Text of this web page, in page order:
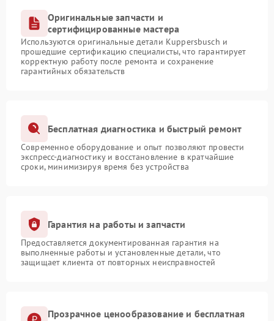
Оригинальные запчасти и
сертифицированные мастера
Используются оригинальные детали Kuppersbusch и
прошедшие сертификацию специалисты, что гарантирует
корректную работу после ремонта и сохранение
гарантийных обязательств
Бесплатная диагностика и быстрый ремонт
Современное оборудование и опыт позволяют провести
экспресс-диагностику и восстановление в кратчайшие
сроки, минимизируя время без устройства
Гарантия на работы и запчасти
Предоставляется документированная гарантия на
выполненные работы и установленные детали, что
защищает клиента от повторных неисправностей
Прозрачное ценообразование и бесплатная